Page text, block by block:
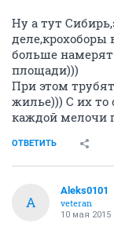
Ну а тут
деле,крохоборы
больше намерят
площади)))
При этом
жилье))) С их
каждой мелочи
ОТВЕТИТЬ
A
Aleks0101
veteran
10 мая 2015